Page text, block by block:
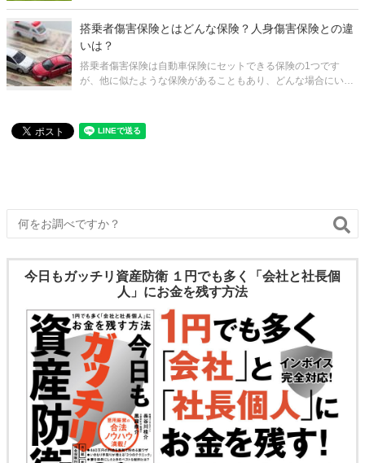
で自身や物損については補償されないため、万一の備えとして
は心もとないと言わざるを
搭乗者傷害保険とはどんな保険？人身傷害保険との違
いは？
搭乗者傷害保険は自動車保険にセットできる保険の1つです
が、他に似たような保険があることもあり、どんな場合にいく
どんな補償が行われるか、そも
今日もガッチリ資産防衛 １円でも多く「会社と社長個
人」にお金を残す方法